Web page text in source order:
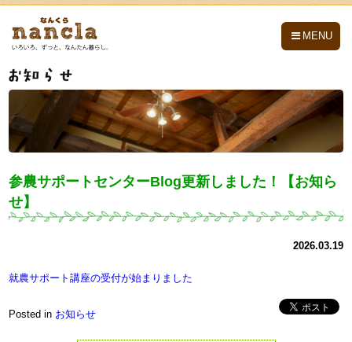
MENU
参農サポートセンターBlog更新しました！【お知ら
せ】
2026.03.19
就農サポート講座の受付が始まりました
Posted in お知らせ